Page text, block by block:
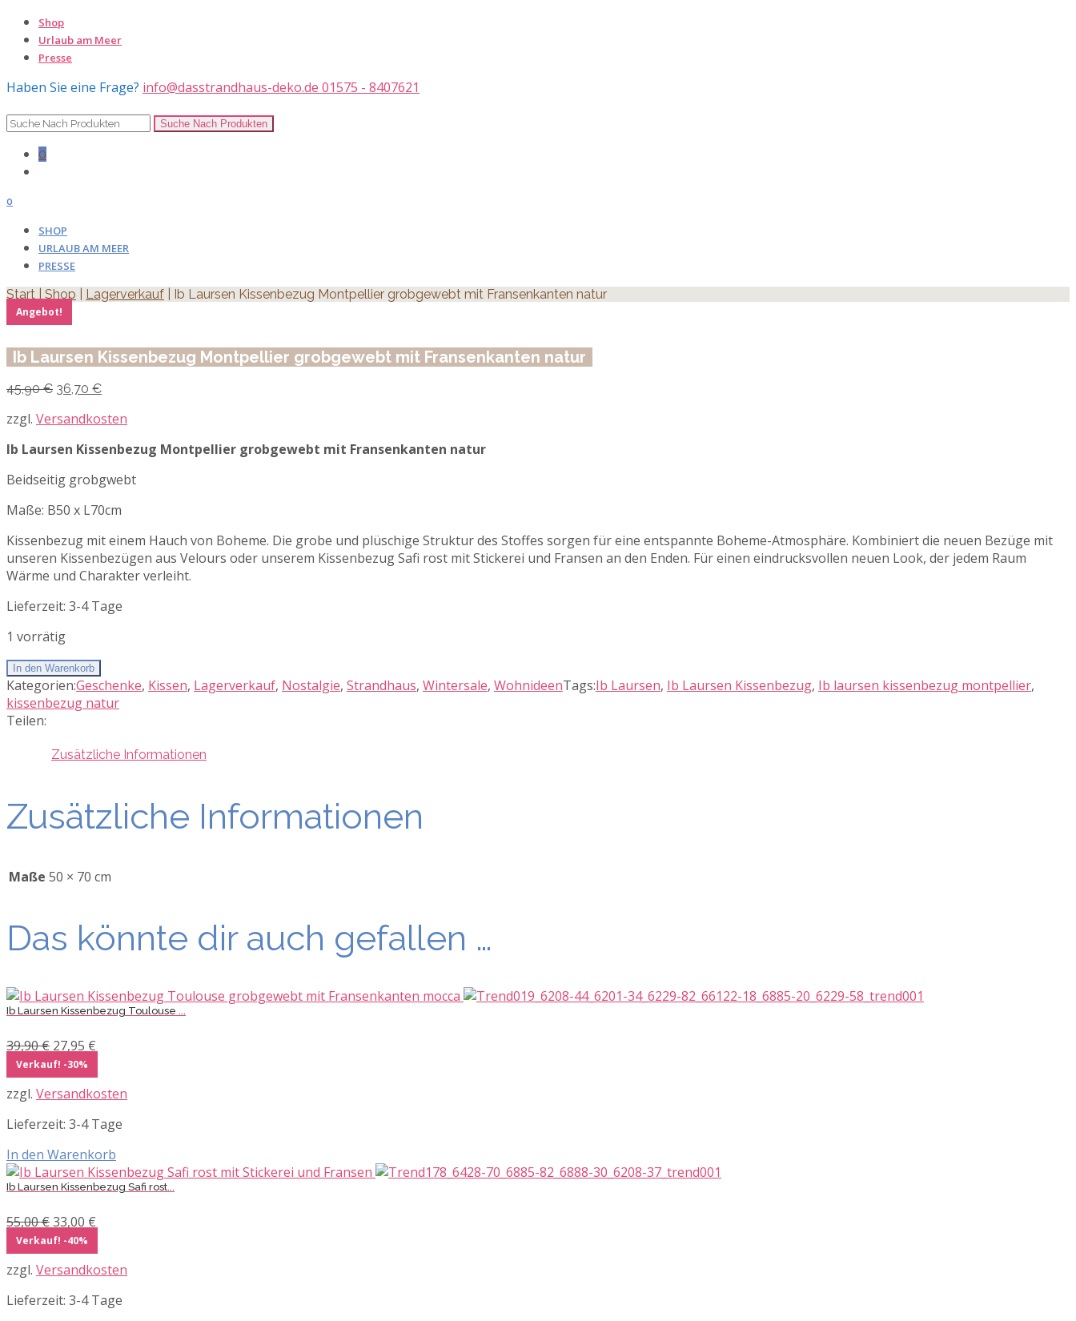
Shop
Urlaub am Meer
Presse
Haben Sie eine Frage? info@dasstrandhaus-deko.de 01575 - 8407621
0
0
SHOP
URLAUB AM MEER
PRESSE
Start Shop Lagerverkauf | Ib Laursen Kissenbezug Montpellier grobgewebt mit Fransenkanten natur
Angebot!
Ib Laursen Kissenbezug Montpellier grobgewebt mit Fransenkanten natur
45,90€ Ursprünglicher
war:
36,70 €Aktueller
ist:
zzgl. Versandkosten
Ib Laursen Kissenbezug Montpellier grobgewebt mit Fransenkanten natur
Beidseitig grobgwebt
Maße: B50 x L70cm
Kissenbezug mit einem Hauch von Boheme. Die grobe und plüschige Struktur des Stoffes sorgen für eine entspannte Boheme-Atmosphäre. Kombiniert die neuen Bezüge mit
unseren Kissenbezügen aus Velours oder unserem Kissenbezug Safi rost mit Stickerei und Fransen an den Enden. Für einen eindrucksvollen neuen Look, der jedem Raum
Wärme und Charakter verleiht.
Lieferzeit: 3-4 Tage
1 vorrätig
In den Warenkorb
Kategorien:Geschenke, Kissen, Lagerverkauf, Nostalgie, Strandhaus, Wintersale, WohnideenTags:Ib Laursen, Ib Laursen Kissenbezug, Ib laursen kissenbezug montpellier,
kissenbezug natur
Teilen:
Zusätzliche Informationen
Zusätzliche Informationen
Maße 50 × 70 cm
Das könnte dir auch gefallen …
Ib Laursen Kissenbezug Toulouse ...
39,90€ Ursprünglicher
Preis
war:
39,90 €
27,95 €
ist:
27,95 €.
Verkauf! -30%
zzgl. Versandkosten
Lieferzeit: 3-4 Tage
In den Warenkorb
Ib Laursen Kissenbezug Safi rost...
55,00€Ursprünglicher
Preis
war:
55,00 €
33,00 €
ist:
33,00 €.
Verkauf! -40%
zzgl. Versandkosten
Lieferzeit: 3-4 Tage